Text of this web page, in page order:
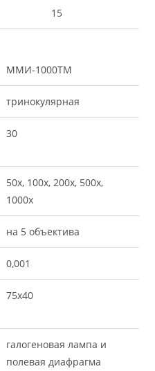
15
ММИ-1000ТМ
тринокулярная
30
50х, 100х, 200х, 500х,
1000х
на 5 объектива
0,001
75х40
галогеновая лампа и
полевая диафрагма